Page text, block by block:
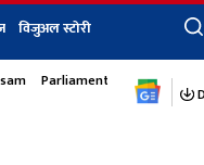
विजुअल स्टोरी
जॉब्स
Parliament Monsoon